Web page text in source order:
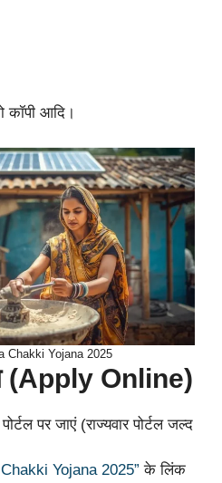
कॉपी आदि।
Chakki Yojana 2025
(Apply Online)
पर जाएं (राज्यवार पोर्टल जल्द
Yojana 2025” के लिंक